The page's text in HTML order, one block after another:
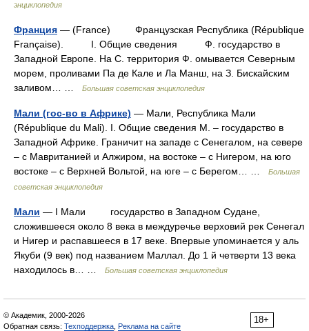
энциклопедия
Франция — (France) Французская Республика (République
Française). I. Общие сведения Ф. государство в
Западной Европе. На С. территория Ф. омывается Северным
морем, проливами Па де Кале и Ла Манш, на З. Бискайским
заливом… …
Большая советская энциклопедия
Мали (гос-во в Африке) — Мали, Республика Мали
(République du Mali). I. Общие сведения М. ‒ государство в
Западной Африке. Граничит на западе с Сенегалом, на севере
‒ с Мавританией и Алжиром, на востоке ‒ с Нигером, на юго
востоке ‒ с Верхней Вольтой, на юге ‒ с Берегом… …
Большая
советская энциклопедия
Мали — I Мали государство в Западном Судане,
сложившееся около 8 века в междуречье верховий рек Сенегал
и Нигер и распавшееся в 17 веке. Впервые упоминается у аль
Якуби (9 век) под названием Маллал. До 1 й четверти 13 века
находилось в… …
Большая советская энциклопедия
18+
© Академик, 2000-2026
Обратная связь: Техподдержка Реклама на сайте